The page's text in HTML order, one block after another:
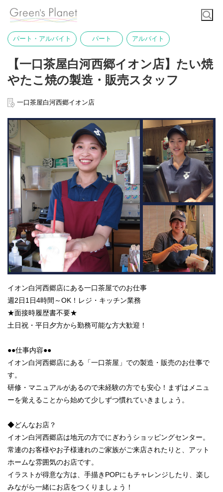
パート・アルバイト パート アルバイト
【一口茶屋白河西郷イオン店】たい焼
やたこ焼の製造・販売スタッフ
一口茶屋白河西郷イオン店
イオン白河西郷店にある一口茶屋でのお仕事
週2日1日4時間～OK！レジ・キッチン業務
★面接時履歴書不要★
土日祝・平日夕方から勤務可能な方大歓迎！
●●仕事内容●●
イオン白河西郷店にある「一口茶屋」での製造・販売のお仕事で
す。
研修・マニュアルがあるので未経験の方でも安心！まずはメニュ
ーを覚えることから始めて少しずつ慣れていきましょう。
◆どんなお店？
イオン白河西郷店は地元の方でにぎわうショッピングセンター。
常連のお客様やお子様連れのご家族がご来店されたりと、アット
ホームな雰囲気のお店です。
イラストが得意な方は、手描きPOPにもチャレンジしたり、楽し
みながら一緒にお店をつくりましょう！